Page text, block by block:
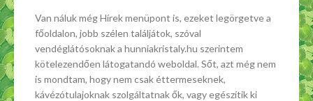
Van náluk még Hírek menüpont is, ezeket legörgetve a
főoldalon, jobb szélen találjátok, szóval
vendéglátósoknak a hunniakristaly.hu szerintem
kötelezendően látogatandó weboldal. Sőt, azt még nem
is mondtam, hogy nem csak éttermeseknek,
kávézótulajoknak szolgáltatnak ők, vagy egészítik ki